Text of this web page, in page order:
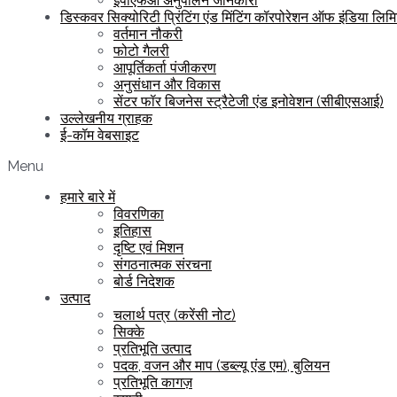
डिस्कवर सिक्योरिटी प्रिंटिंग एंड मिंटिंग कॉरपोरेशन ऑफ इंडिया
वर्तमान नौकरी
फोटो गैलरी
आपूर्तिकर्ता पंजीकरण
अनुसंधान और विकास
सेंटर फॉर बिजनेस स्ट्रैटेजी एंड इनोवेशन (सीबीएसआई)
उल्लेखनीय ग्राहक
ई-कॉम वेबसाइट
Menu
हमारे बारे में
विवरणिका
इतिहास
दृष्टि एवं मिशन
संगठनात्मक संरचना
बोर्ड निदेशक
उत्पाद
चलार्थ पत्र (करेंसी नोट)
सिक्के
प्रतिभूति उत्पाद
पदक, वजन और माप (डब्ल्यू एंड एम), बुलियन
प्रतिभूति कागज़